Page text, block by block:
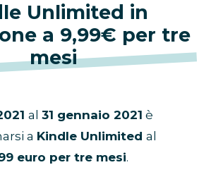
Unlimited in
a 9,99€ per tre
mesi
al 31 gennaio 2021 è
a Kindle Unlimited al
euro per tre mesi.